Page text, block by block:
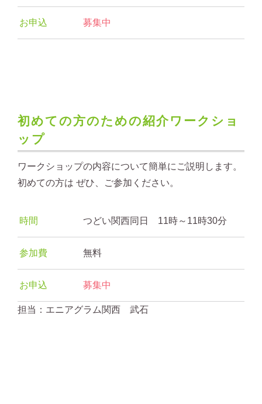
お申込 募集中
初めての方のための紹介ワークショ
ップ
ワークショップの内容について簡単にご説明します。
初めての方は ぜひ、ご参加ください。
時間 つどい関西同日 11時～11時30分
参加費 無料
お申込 募集中
担当：エニアグラム関西 武石